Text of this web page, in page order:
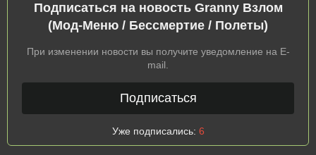
Подписаться на новость Granny Взлом
(Мод-Меню / Бессмертие / Полеты)
При изменении новости вы получите уведомление на E-
mail.
Подписаться
Уже подписались: 6